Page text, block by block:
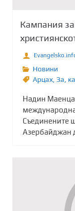
Кампания
Новини
Арцах Зa
Надин
Съединените
Азербайджан